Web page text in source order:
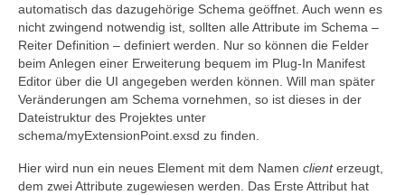
automatisch das dazugehörige Schema geöffnet. Auch wenn es
nicht zwingend notwendig ist, sollten alle Attribute im Schema –
Reiter Definition – definiert werden. Nur so können die Felder
beim Anlegen einer Erweiterung bequem im Plug-In Manifest
Editor über die UI angegeben werden können. Will man später
Veränderungen am Schema vornehmen, so ist dieses in der
Dateistruktur des Projektes unter
schema/myExtensionPoint.exsd zu finden.
Hier wird nun ein neues Element mit dem Namen clienterzeugt,
dem zwei Attribute zugewiesen werden. Das Erste Attribut hat